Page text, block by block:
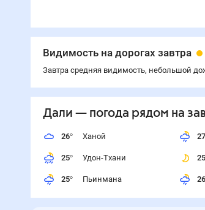
Видимость на дорогах завтра
Завтра средняя видимость, небольшой
Дали — погода рядом на
26° Ханой
25° Удон-Тхани
25° Пьинмана
27
25
26